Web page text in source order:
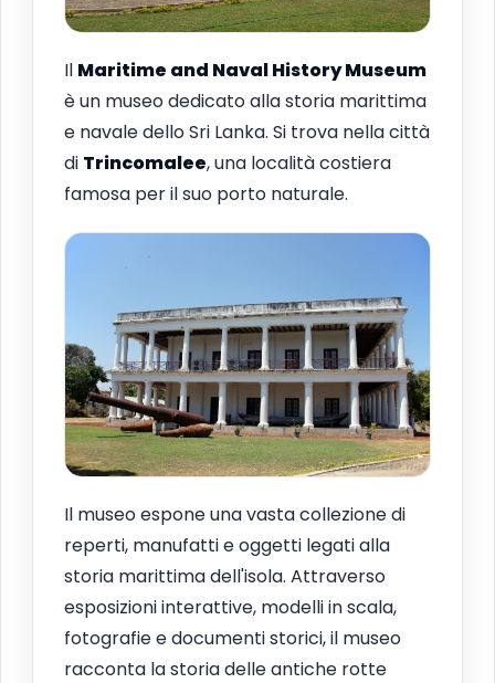
Il Maritime and Naval History Museum
è un museo dedicato alla storia marittima
e navale dello Sri Lanka. Si trova nella città
di Trincomalee, una località costiera
famosa per il suo porto naturale.
Il museo espone una vasta collezione di
reperti, manufatti e oggetti legati alla
storia marittima dell'isola. Attraverso
esposizioni interattive, modelli in scala,
fotografie e documenti storici, il museo
racconta la storia delle antiche rotte